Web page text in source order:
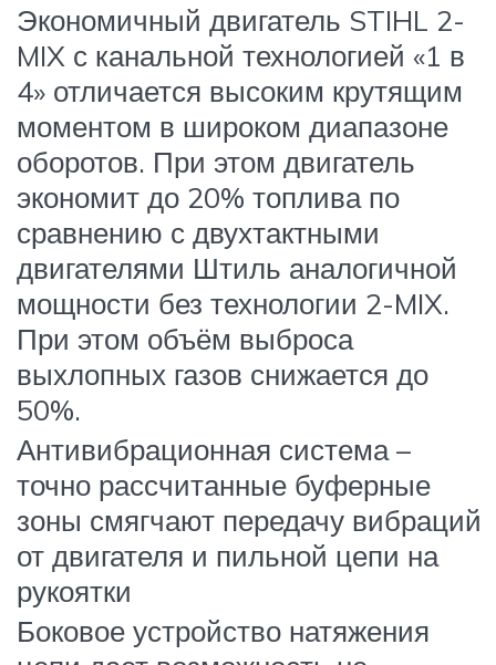
Экономичный двигатель STIHL 2-
MIX с канальной технологией «1 в
4» отличается высоким крутящим
моментом в широком диапазоне
оборотов. При этом двигатель
экономит до 20% топлива по
сравнению с двухтактными
двигателями Штиль аналогичной
мощности без технологии 2-MIX.
При этом объём выброса
выхлопных газов снижается до
50%.
Антивибрационная система –
точно рассчитанные буферные
зоны смягчают передачу вибраций
от двигателя и пильной цепи на
рукоятки
Боковое устройство натяжения